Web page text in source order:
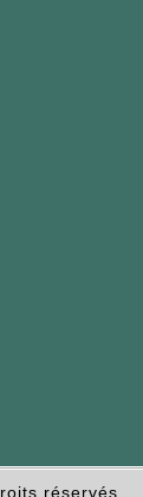
réservés